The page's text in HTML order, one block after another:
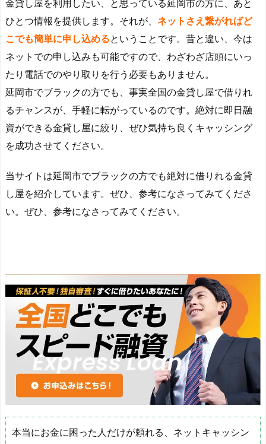
金貸し屋を利用したい、と思っている延岡市の方に、あと
ひとつ情報を提供します。それが、 ネットさえ繋がればど
こでも簡単に申し込めるということです。昔と違い、今は
ネットでの申し込みも可能ですので、わざわざ店頭にいっ
たり電話でのやり取りを行う必要もありません。
延岡市でブラックの方でも、事実全国の金貸し屋で借りれ
るチャンスが、手軽に転がっているのです。絶対に即日融
資ができる金貸し屋に絞り、ぜひ気持ち良くキャッシング
を成功させてください。
当サイトは延岡市でブラックの方でも絶対に借りれる金貸
し屋を紹介しています。ぜひ、参考になさってみてくださ
い。ぜひ、参考になさってみてください。
本当にお金に困った人だけが頼れる、ネットキャッシン